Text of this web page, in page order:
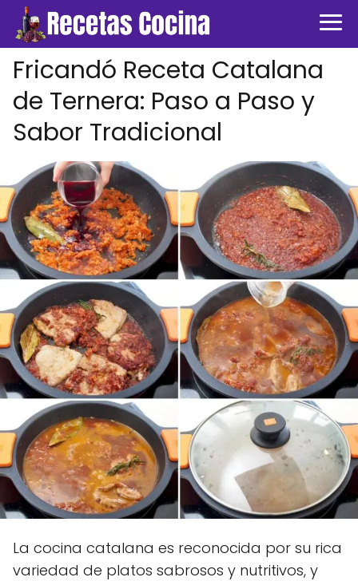
Fricandó Receta Catalana
de Ternera: Paso a Paso y
Sabor Tradicional
La cocina catalana es reconocida por su rica
variedad de platos sabrosos y nutritivos, y